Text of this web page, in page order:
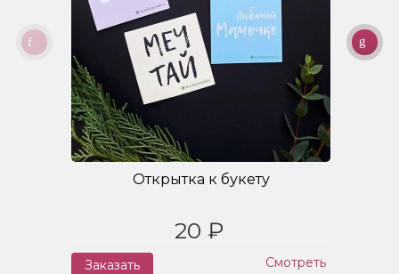
Открытка к букету
20 ₽
Заказать Смотреть